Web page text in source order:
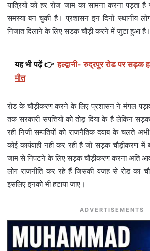
यात्रियों को हर रोज जाम का सामना करना पड़ता
समस्या बन चुकी है। प्रशासन इन दिनों स्थानीय
निजात दिलाने के लिए सडक़ चौड़ी करने में जुटा हुआ है।
यह भी पढ़ें 👉 हल्द्वानी- रुद्रपुर रोड पर सड़क
मौत
रोड के चौड़ीकरण करने के लिए प्रशासन ने मंगल
तक सरकारी संपत्तियों को तोड़ दिया के है लेकिन
रही निजी सम्पतियों को राजनैतिक दवाब के चलते
कोई कार्यवाही नहीं कर रही है जो सड़क चौड़ीकरण में
जाम से निपटने के लिए सड़क चौड़ीकरण करना अति
लोग राजनीति कर रहे हैं जिसकी वजह से रोड का
इसलिए इनको भी हटाया जाए।
ADVERTISEMENTS